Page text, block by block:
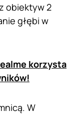
obiektyw 2
głębi w
korzysta
W